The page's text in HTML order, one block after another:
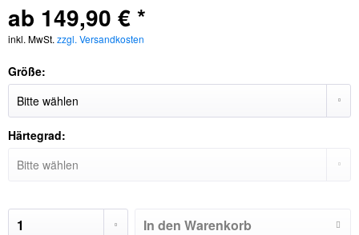
ab 149,90 € *
inkl. MwSt. zzgl. Versandkosten
Größe:
Härtegrad:
In den Warenkorb